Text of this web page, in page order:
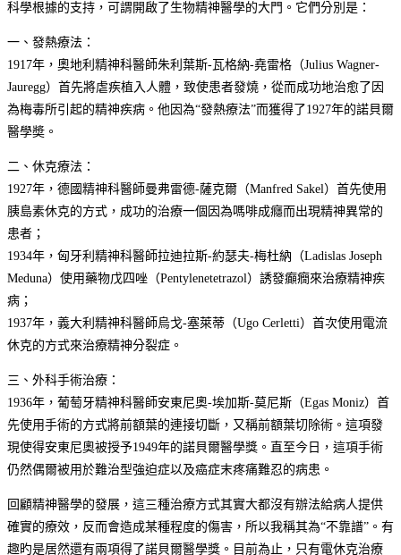
科學根據的支持，可謂開啟了生物精神醫學的大門。它們分別是：
一、發熱療法：
1917年，奧地利精神科醫師朱利葉斯-瓦格納-堯雷格（Julius Wagner-
Jauregg）首先將虐疾植入人體，致使患者發燒，從而成功地治愈了因
為梅毒所引起的精神疾病。他因為“發熱療法”而獲得了1927年的諾貝爾
醫學奬。
二、休克療法：
1927年，德國精神科醫師曼弗雷德-薩克爾（Manfred Sakel）首先使用
胰島素休克的方式，成功的治療一個因為嗎啡成癮而出現精神異常的
患者；
1934年，匈牙利精神科醫師拉迪拉斯-約瑟夫-梅杜納（Ladislas Joseph
Meduna）使用藥物戊四唑（Pentylenetetrazol）誘發癲癇來治療精神疾
病；
1937年，義大利精神科醫師烏戈-塞萊蒂（Ugo Cerletti）首次使用電流
休克的方式來治療精神分裂症。
三、外科手術治療：
1936年，葡萄牙精神科醫師安東尼奧-埃加斯-莫尼斯（Egas Moniz）首
先使用手術的方式將前額葉的連接切斷，又稱前額葉切除術。這項發
現使得安東尼奧被授予1949年的諾貝爾醫學獎。直至今日，這項手術
仍然偶爾被用於難治型強迫症以及癌症末疼痛難忍的病患。
回顧精神醫學的發展，這三種治療方式其實大都沒有辦法給病人提供
確實的療效，反而會造成某種程度的傷害，所以我稱其為“不靠譜”。有
趣旳是居然還有兩項得了諾貝爾醫學獎。目前為止，只有電休克治療